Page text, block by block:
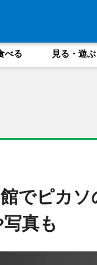
べる 見る・遊ぶ
でピカ
真も